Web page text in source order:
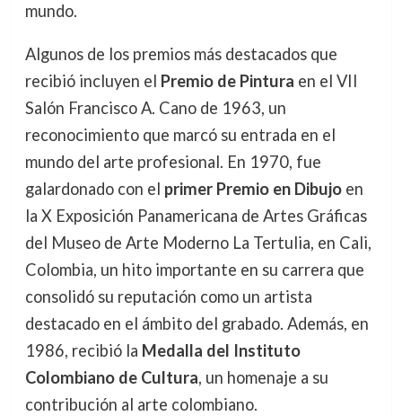
mundo.
Algunos de los premios más destacados que
recibió incluyen el Premio de Pintura en el VII
Salón Francisco A. Cano de 1963, un
reconocimiento que marcó su entrada en el
mundo del arte profesional. En 1970, fue
galardonado con el primer Premio en Dibujoen
la X Exposición Panamericana de Artes Gráficas
del Museo de Arte Moderno La Tertulia, en Cali,
Colombia, un hito importante en su carrera que
consolidó su reputación como un artista
destacado en el ámbito del grabado. Además, en
1986, recibió la Medalla del Instituto
Colombiano de Cultura, un homenaje a su
contribución al arte colombiano.